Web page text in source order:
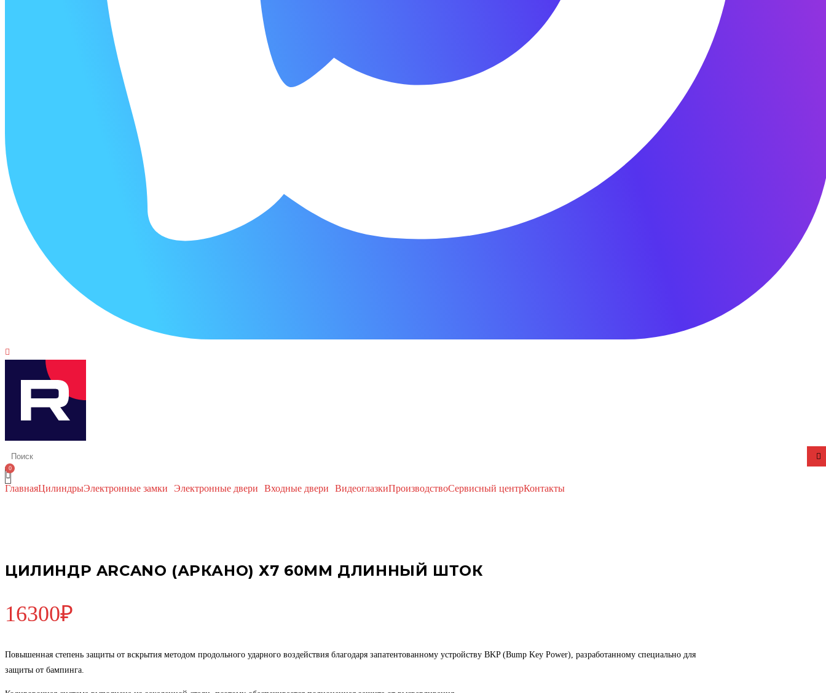
ГлавнаяЦилиндрыЭлектронные замки Электронные двери Входные двери ВидеоглазкиПроизводствоСервисный центрКонтакты
ЦИЛИНДР ARCANO (АРКАНО) Х7 60ММ ДЛИННЫЙ ШТОК
16300₽
Повышенная степень защиты от вскрытия методом продольного ударного воздействия благодаря запатентованному устройству BKP (Bump Key Power), разработанному специально для
защиты от бампинга.